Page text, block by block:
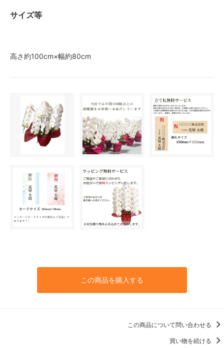
サイズ等
高さ約100cm×幅約80cm
この商品を購入する
この商品について問い合わせる
買い物を続ける